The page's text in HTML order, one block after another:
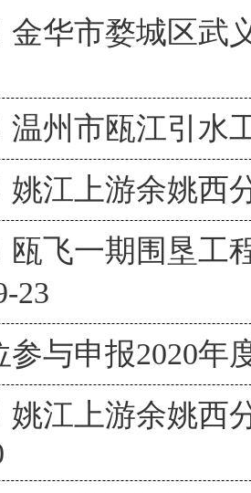
金华市婺城区武
温州市瓯江引水
姚江上游余姚西
瓯飞一期围垦工
23
参与申报2020年
姚江上游余姚西